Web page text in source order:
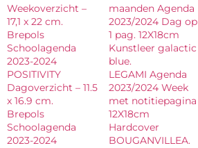
Weekoverzicht –
17,1 x 22 cm.
Brepols
Schoolagenda
2023-2024
POSITIVITY
Dagoverzicht – 11.5
x 16.9 cm.
Brepols
Schoolagenda
2023-2024
maanden Agenda
2023/2024 Dag op
1 pag. 12X18cm
Kunstleer galactic
blue.
LEGAMI Agenda
2023/2024 Week
met notitiepagina
12X18cm
Hardcover
BOUGANVILLEA.